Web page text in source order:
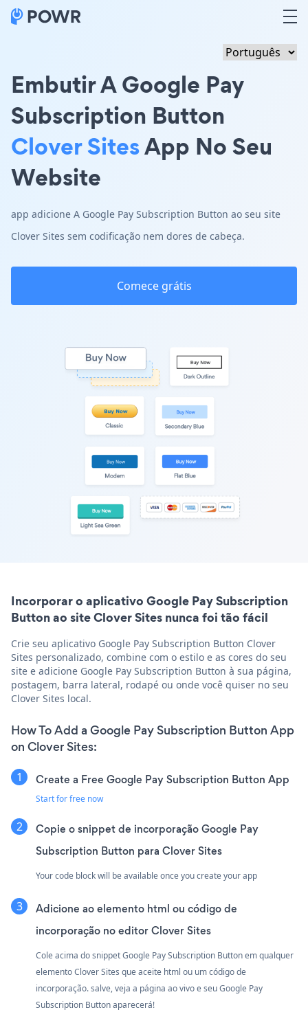
Embutir A Google Pay
Subscription Button
Clover SitesApp No Seu
Website
app adicione A Google Pay Subscription Button ao seu site
Clover Sites sem codificação nem dores de cabeça.
Comece grátis
Incorporar o aplicativo Google Pay Subscription
Button ao site Clover Sites nunca foi tão fácil
Crie seu aplicativo Google Pay Subscription Button Clover
Sites personalizado, combine com o estilo e as cores do seu
site e adicione Google Pay Subscription Button à sua página,
postagem, barra lateral, rodapé ou onde você quiser no seu
Clover Sites local.
How To Add a Google Pay Subscription Button App
on Clover Sites:
Create a Free Google Pay Subscription Button App
Start for free now
Copie o snippet de incorporação Google Pay
Subscription Button para Clover Sites
Your code block will be available once you create your app
Adicione ao elemento html ou código de
incorporação no editor Clover Sites
Cole acima do snippet Google Pay Subscription Button em qualquer
elemento Clover Sites que aceite html ou um código de
incorporação. salve, veja a página ao vivo e seu Google Pay
Subscription Button aparecerá!